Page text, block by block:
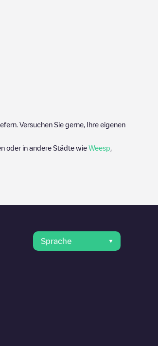
Versuchen Sie gerne, Ihre eigenen
oder in andere Städte wie Weesp
Sprache